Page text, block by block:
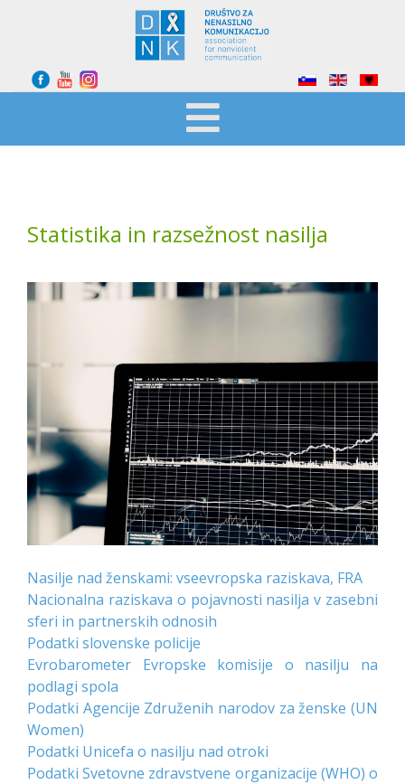
Select your language
Statistika in razsežnost nasilja
Nasilje nad ženskami: vseevropska raziskava, FRA
Nacionalna raziskava o pojavnosti nasilja v zasebni
sferi in partnerskih odnosih
Podatki slovenske policije
Evrobarometer Evropske komisije o nasilju na
podlagi spola
Podatki Agencije Združenih narodov za ženske (UN
Women)
Podatki Unicefa o nasilju nad otroki
Podatki Svetovne zdravstvene organizacije (WHO) o